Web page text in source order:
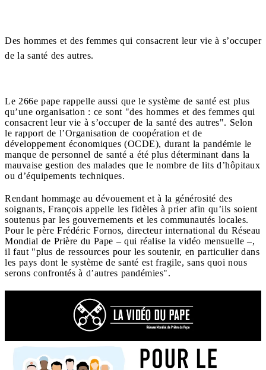
Des hommes et des femmes qui consacrent leur vie à s’occuper
de la santé des autres.
Le 266e pape rappelle aussi que le système de santé est plus
qu’une organisation : ce sont "des hommes et des femmes qui
consacrent leur vie à s’occuper de la santé des autres". Selon
le rapport de l’Organisation de coopération et de
développement économiques (OCDE), durant la pandémie le
manque de personnel de santé a été plus déterminant dans la
mauvaise gestion des malades que le nombre de lits d’hôpitaux
ou d’équipements techniques.
Rendant hommage au dévouement et à la générosité des
soignants, François appelle les fidèles à prier afin qu’ils soient
soutenus par les gouvernements et les communautés locales.
Pour le père Frédéric Fornos, directeur international du Réseau
Mondial de Prière du Pape – qui réalise la vidéo mensuelle –,
il faut "plus de ressources pour les soutenir, en particulier dans
les pays dont le système de santé est fragile, sans quoi nous
serons confrontés à d’autres pandémies".